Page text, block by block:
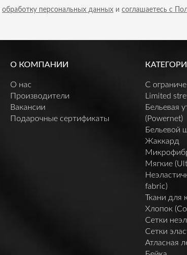
обработку персональных данных и соглашаетесь с
О КОМПАНИИ
О нас
Производители
Вакансии
Подарочные сертификаты
C
Limited
Бельевая
(Powernet)
Бельевой
Жаккард
Мягкие
fabric)
Ткани для
Хлопок
Сетки
Сетки
Атласная